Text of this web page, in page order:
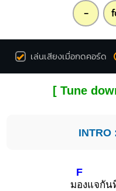
-
เล่นเสียงเมื่อกดคอร์ด
[ Tune
INTRO
ม
F
องแจกัน